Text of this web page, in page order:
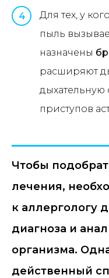
4
Для тех, у
пыль
назначены
расширяют
приступов
Чтобы
лечения,
к аллергологу
диагноза и
организма.
действенный